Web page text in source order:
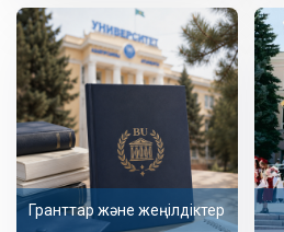
Гранттар және жеңілдіктер